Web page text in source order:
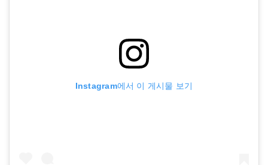
Instagram에서 이 게시물 보기